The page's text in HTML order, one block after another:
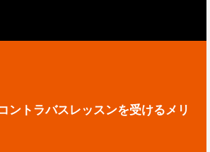
ントラバスレッスンを受けるメリ